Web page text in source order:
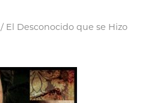
/ El Desconocido que se Hizo